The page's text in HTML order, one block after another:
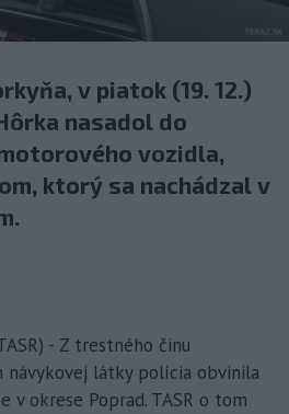
v piatok (19. 12.)
nasadol do
vozidla,
ktorý sa nachádzal v
- Z trestného činu
návykovej látky polícia obvinila
v okrese Poprad. TASR o tom